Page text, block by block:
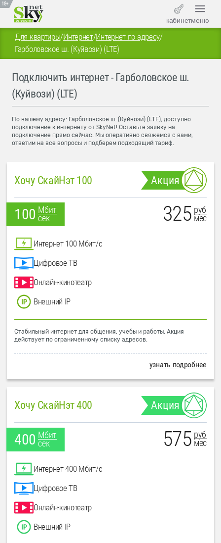
18+
кабинетменю
Для квартиры/Интернет/Интернет по адресу/
Гарболовское ш. (Куйвози) (LTE)
Подключить интернет - Гарболовское ш.
(Куйвози) (LTE)
По вашему адресу: Гарболовское ш. (Куйвози) (LTE), доступно
подключение к интернету от SkyNet! Оставьте заявку на
подключение прямо сейчас. Мы оперативно свяжемся с вами,
ответим на все вопросы и подберем подходящий тариф.
Хочу СкайНэт 100 Акция
100 Мбит
сек
325 руб
мес
Интернет 100 Мбит/с
Цифровое ТВ
Онлайн-кинотеатр
Внешний IP
Стабильный интернет для общения, учебы и работы. Акция
действует по ограниченному списку адресов.
узнать подробнее
Хочу СкайНэт 400 Акция
400 Мбит
сек
575 руб
мес
Интернет 400 Мбит/с
Цифровое ТВ
Онлайн-кинотеатр
Внешний IP